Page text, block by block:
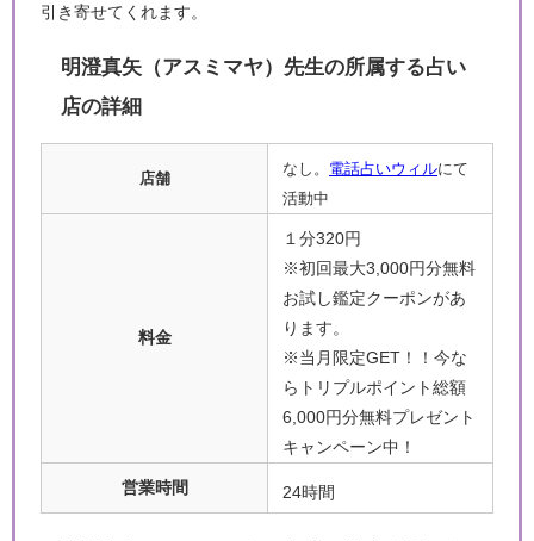
引き寄せてくれます。
明澄真矢（アスミマヤ）先生の所属する占い
店の詳細
店舗
なし。 電話占いウィルにて
活動中
料金
１分320円
※初回最大3,000円分無料
お試し鑑定クーポンがあ
ります。
※当月限定GET！！今な
らトリプルポイント総額
6,000円分無料プレゼント
キャンペーン中！
営業時間 24時間